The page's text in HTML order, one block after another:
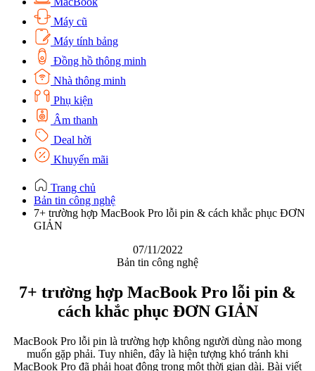
Máy cũ
Máy tính bảng
Đồng hồ thông minh
Nhà thông minh
Phụ kiện
Âm thanh
Deal hời
Khuyến mãi
Trang chủ
Bản tin công nghệ
7+ trường hợp MacBook Pro lỗi pin & cách khắc phục ĐƠN
GIẢN
07/11/2022
Bản tin công nghệ
7+ trường hợp MacBook Pro lỗi pin &
cách khắc phục ĐƠN GIẢN
MacBook Pro lỗi pin là trường hợp không người dùng nào mong
muốn gặp phải. Tuy nhiên, đây là hiện tượng khó tránh khi
MacBook Pro đã phải hoạt động trong một thời gian dài. Bài viết